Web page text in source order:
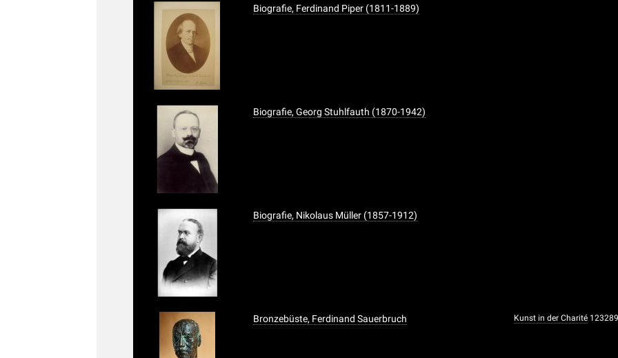
Biografie, Ferdinand Piper (1811-1889)
Biografie, Georg Stuhlfauth (1870-1942)
Biografie, Nikolaus Müller (1857-1912)
Bronzebüste, Ferdinand Sauerbruch Kunst in der Charité